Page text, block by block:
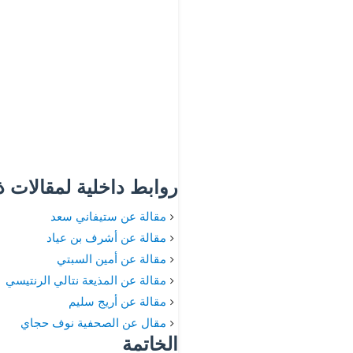
روابط داخلية
مقالة عن ستيفاني سعد
مقالة عن أشرف بن عياد
مقالة عن أمين السبتي
مقالة عن المذيعة نتالي الرنتيسي
مقالة عن أريج سليم
مقال عن الصحفية نوف حجاي
الخاتمة